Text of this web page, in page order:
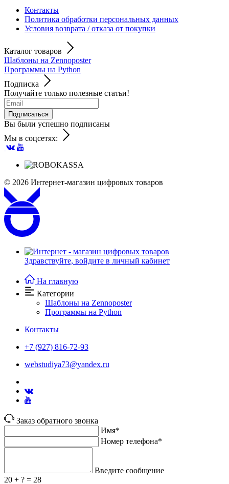
Контакты
Политика обработки персональных данных
Условия возврата / отказа от покупки
Каталог товаров
Шаблоны на Zennoposter
Программы на Python
Подписка
Получайте только полезные статьи!
Подписаться
Вы были успешно подписаны
Мы в соцсетях:
© 2026 Интернет-магазин цифровых товаров
Здравствуйте, войдите в личный кабинет
На главную
Категории
Шаблоны на Zennoposter
Программы на Python
Контакты
+7 (927) 816-72-93
webstudiya73@yandex.ru
Заказ обратного звонка
Имя*
Номер телефона*
Введите сообщение
20 + ? = 28